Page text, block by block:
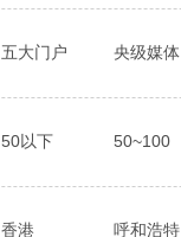
五大门户 央级媒体
50以下 50~100
香港 呼和浩特